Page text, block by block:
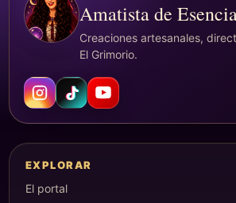
Amatista de
Creaciones artesanales,
El Grimorio.
EXPLORAR
El portal